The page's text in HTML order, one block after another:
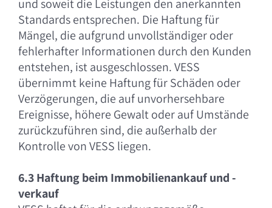
und soweit die Leistungen den anerkannten
Standards entsprechen. Die Haftung für
Mängel, die aufgrund unvollständiger oder
fehlerhafter Informationen durch den Kunden
entstehen, ist ausgeschlossen. VESS
übernimmt keine Haftung für Schäden oder
Verzögerungen, die auf unvorhersehbare
Ereignisse, höhere Gewalt oder auf Umstände
zurückzuführen sind, die außerhalb der
Kontrolle von VESS liegen.
6.3 Haftung beim Immobilienankauf und -
verkauf